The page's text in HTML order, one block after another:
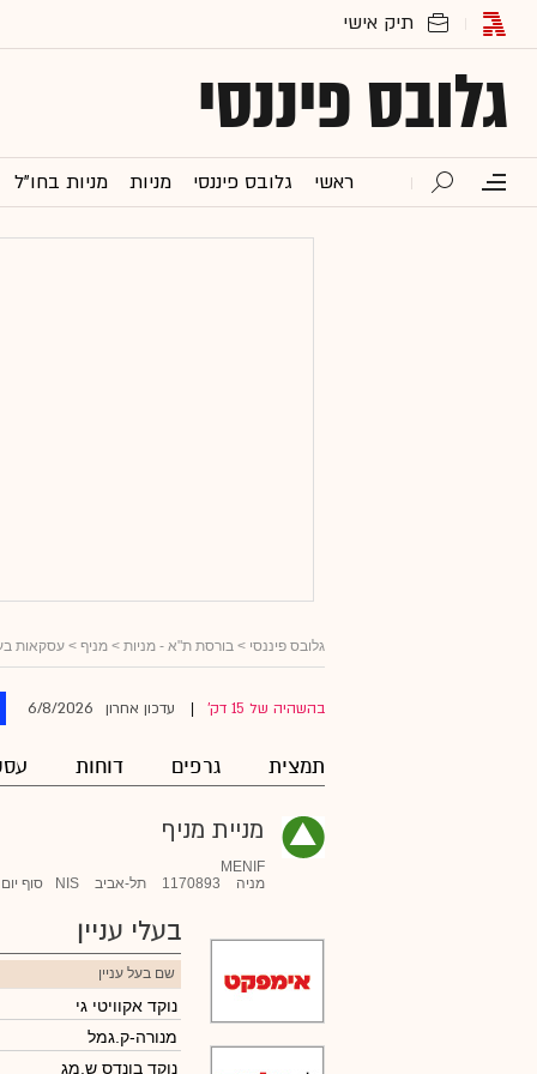
גלובס פיננסי
ראשי גלובס פיננסי מניות מניות בחו"ל
גלובס פיננסי > בורסת ת"א - מניות > מניף > עסקאות
בהשהיה של 15 דק' עדכון אחרון 6/8/2026
תמצית גרפים דוחות
מניית מניף
MENIF
מניה
1170893 תל-אביב NIS סוף יום
בעלי עניין
שם בעל עניין
נוקד אקוויטי גי
מנורה-ק.גמל
נוקד בונדס ש.מג